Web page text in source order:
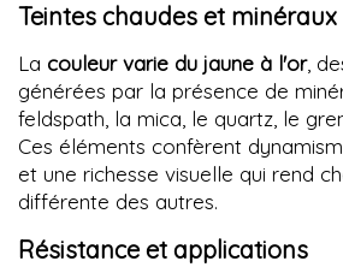
Teintes chaudes et
La couleur varie du jaune à l'or,
générées par la présence de
feldspath, la mica, le quartz, le
Ces éléments confèrent
et une richesse visuelle qui rend
différente des autres.
Résistance et applications